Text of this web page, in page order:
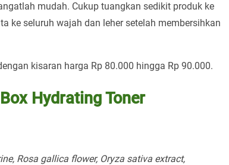
mudah. Cukup tuangkan sedikit produk ke
ke seluruh wajah dan leher setelah membersihkan
kisaran harga Rp 80.000 hingga Rp 90.000.
Hydrating Toner
Rosa gallica flower, Oryza sativa extract,